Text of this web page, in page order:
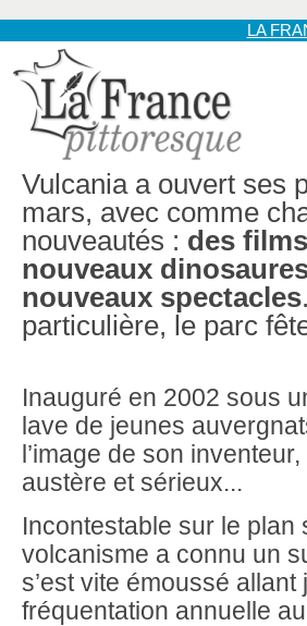
LA
Vulcania a ouvert ses
mars, avec comme
nouveautés : des
nouveaux
nouveaux spectacles
particulière, le parc
Inauguré en 2002 sous
lave de jeunes
l’image de son
austère et sérieux...
Incontestable sur le plan
volcanisme a connu un
s’est vite émoussé
fréquentation annuelle